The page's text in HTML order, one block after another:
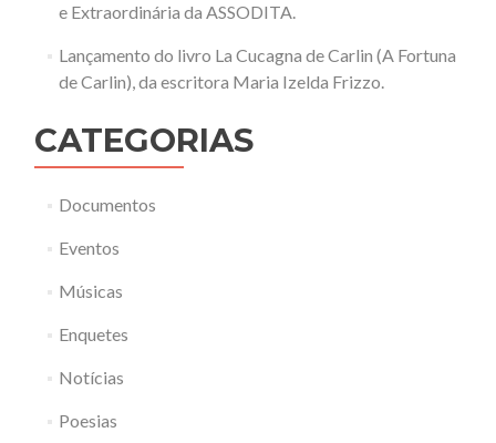
e Extraordinária da ASSODITA.
Lançamento do livro La Cucagna de Carlin (A Fortuna
de Carlin), da escritora Maria Izelda Frizzo.
CATEGORIAS
Documentos
Eventos
Músicas
Enquetes
Notícias
Poesias